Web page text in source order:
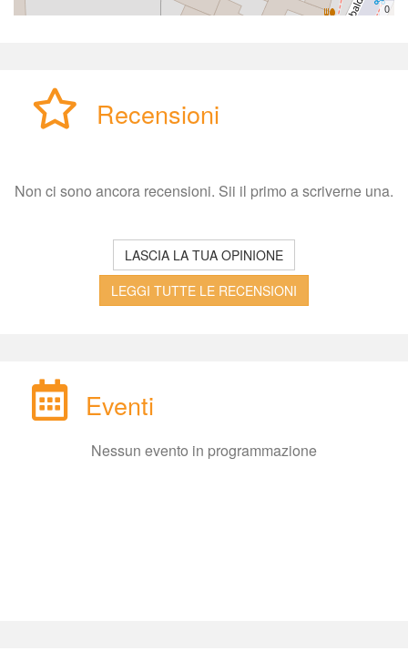
0
Recensioni
Non ci sono ancora recensioni. Sii il primo a scriverne una.
LASCIA LA TUA OPINIONE
LEGGI TUTTE LE RECENSIONI
Eventi
Nessun evento in programmazione